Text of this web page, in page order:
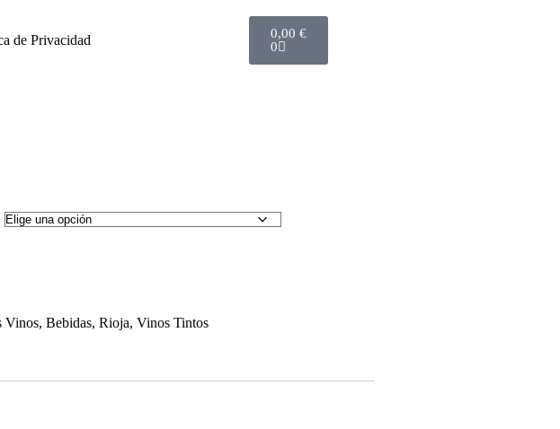
de Privacidad 0,00€
0
Vinos, Bebidas, Rioja, Vinos Tintos